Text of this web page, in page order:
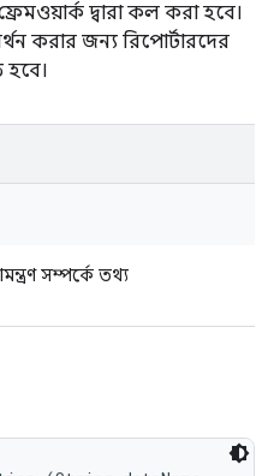
দ্বারা কল করা হবে।
করার জন্য রিপোর্টারদের
সম্পর্কে তথ্য